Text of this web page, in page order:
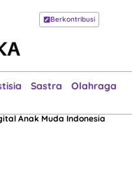
Berkontribusi
Sastra
Olahraga
Justisia
Sastra
Olahraga
Pariwara
Anak Muda Indonesia